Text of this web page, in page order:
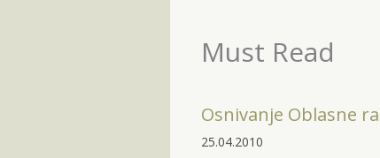
Must Read
Osnivanje Oblasne
25.04.2010